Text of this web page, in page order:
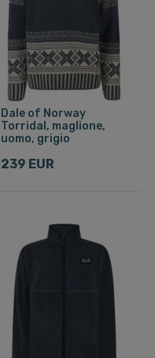
Dale of Norway
Torridal, maglione,
uomo, grigio
239 EUR